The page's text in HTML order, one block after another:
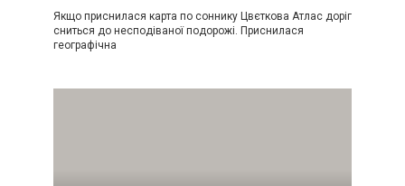
Якщо приснилася карта по соннику Цвєткова Атлас доріг
сниться до несподіваної подорожі. Приснилася
географічна